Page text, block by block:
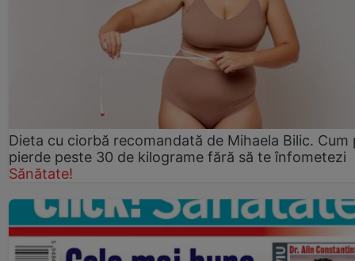
Dieta cu ciorbă recomandată de Mihaela Bilic. Cum
pierde peste 30 de kilograme fără să te înfometezi
Sănătate!